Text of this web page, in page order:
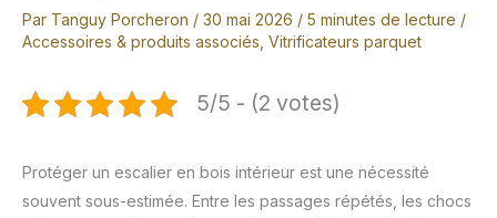
Par Tanguy Porcheron / 30 mai 2026 / 5 minutes de lecture /
Accessoires & produits associés Vitrificateurs parquet
5/5 - (2 votes)
Protéger un escalier en bois intérieur est une nécessité
souvent sous-estimée. Entre les passages répétés, les chocs